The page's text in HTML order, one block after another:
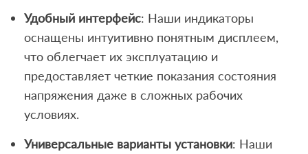
Удобный интерфейс: Наши индикаторы
оснащены интуитивно понятным дисплеем,
что облегчает их эксплуатацию и
предоставляет четкие показания состояния
напряжения даже в сложных рабочих
условиях.
Универсальные варианты установки: Наши